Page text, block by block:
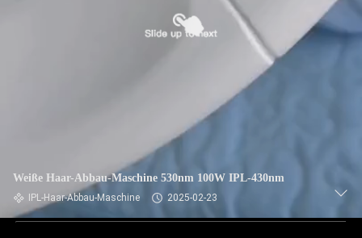
Weiße Haar-Abbau-Maschine 530nm 100W IPL-430nm
IPL-Haar-Abbau-Maschine 2025-02-23